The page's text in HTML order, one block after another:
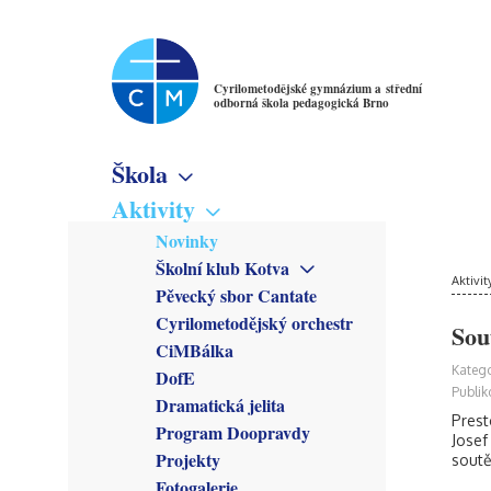
Cyrilometodějské gymnázium a střední
odborná škola pedagogická Brno
Škola
Virtuální prohlídka
Školné
Denní studium
Večerní studium
Poslání školy
Studijní obory
Gymnázium
Pedagogické lyceum
pedagogika
Předmětové sekce
Český jazyk
Anglický jazyk
Německý jazyk
Francouzský jazyk
Latina
Zřizovatel
Školská rada
Rada školy
CM Parlament
Společenství přátel školy
Aktivity
Novinky
Školní klub Kotva
Obecné informace
Členové
Kroužky
Co se stalo
Pěvecký sbor Cantate
Cyrilometodějský orchestr
CiMBálka
DofE
Dramatická jelita
Program Doopravdy
Projekty